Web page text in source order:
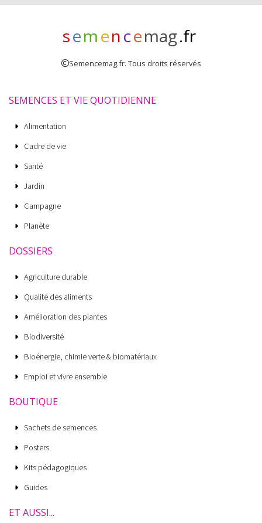
semencemag.fr
Semencemag.fr. Tous droits réservés
SEMENCES ET VIE QUOTIDIENNE
Alimentation
Cadre de vie
Santé
Jardin
Campagne
Planète
DOSSIERS
Agriculture durable
Qualité des aliments
Amélioration des plantes
Biodiversité
Bioénergie, chimie verte & biomatériaux
Emploi et vivre ensemble
BOUTIQUE
Sachets de semences
Posters
Kits pédagogiques
Guides
ET AUSSI...